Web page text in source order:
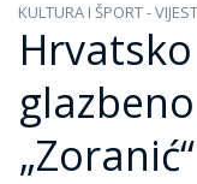
KULTURA I ŠPORT -
„Zoranić“